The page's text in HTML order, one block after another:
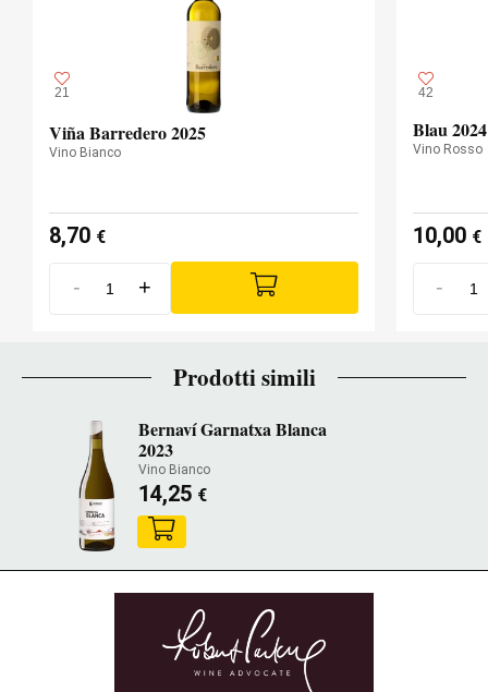
21
Viña Barredero 2025
Vino Bianco
8,70 €
- +
42
Blau 2024
Vino Rosso
10,00 €
-
Prodotti simili
Bernaví Garnatxa Blanca
2023
Vino Bianco
14,25 €